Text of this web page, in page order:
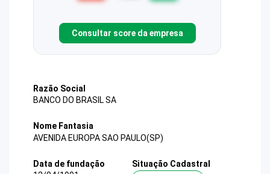
Consultar score da empresa
Razão Social
BANCO DO BRASIL SA
Nome Fantasia
AVENIDA EUROPA SAO PAULO(SP)
Data de fundação
Situação Cadastral